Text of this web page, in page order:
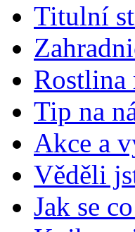
Titulní
Rostlina
Tip na
Akce a
Věděli
Jak se